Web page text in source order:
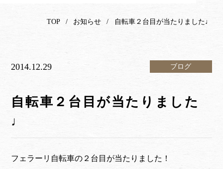
TOP お知らせ 自転車２台目が当たりました♩
2014.12.29 ブログ
自転車２台目が当たりました
♩
フェラーリ自転車の２台目が当たりました！